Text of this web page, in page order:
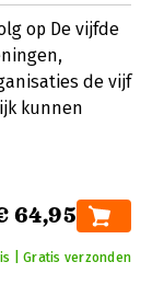
op De vijfde
de vijf
kunnen
64,95
| Gratis verzonden